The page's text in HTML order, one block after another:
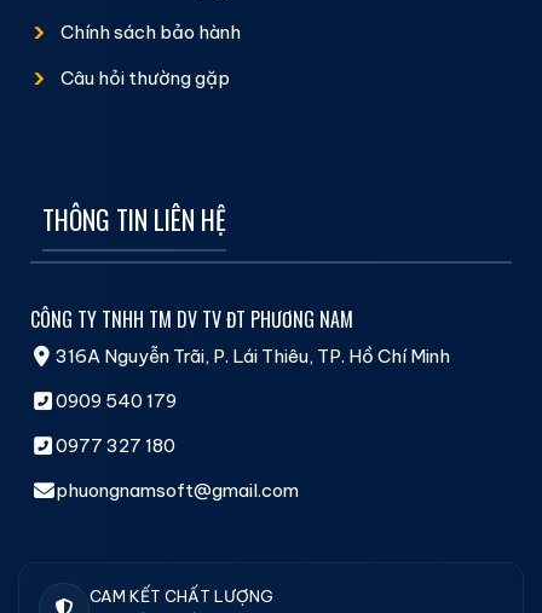
Chính sách bảo hành
Câu hỏi thường gặp
THÔNG TIN LIÊN HỆ
CÔNG TY TNHH TM DV TV ĐT PHƯƠNG NAM
316A Nguyễn Trãi, P. Lái Thiêu, TP. Hồ Chí Minh
0909 540 179
0977 327 180
phuongnamsoft@gmail.com
CAM KẾT CHẤT LƯỢNG